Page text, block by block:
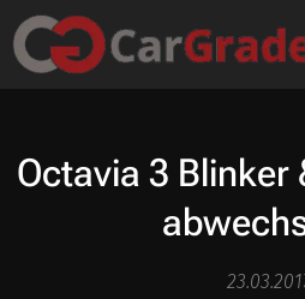
Octavia 3 Blinker